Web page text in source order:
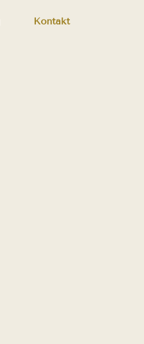
Kontakt